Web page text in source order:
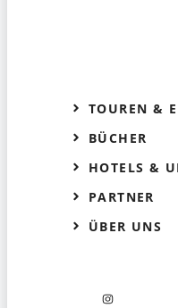
TOUREN &
BÜCHER
HOTELS &
PARTNER
ÜBER UNS